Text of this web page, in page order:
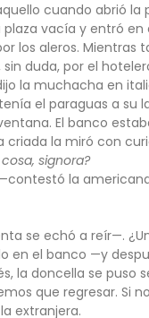
cuando abrió
vacía y entró
los aleros. Mientras
duda, por el
la muchacha en
el paraguas a su
El banco
criada la miró con
signora?
la
se echó a reír—.
en el banco —y
la doncella se puso
que regresar. Si
extranjera.